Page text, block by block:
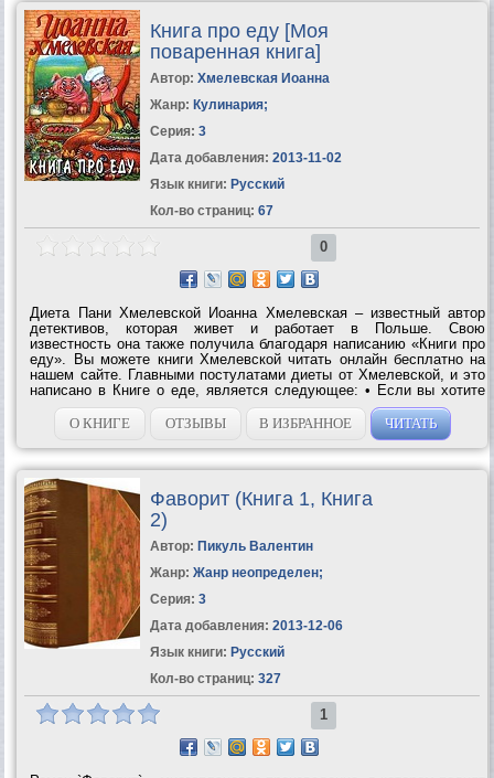
Книга про еду [Моя
поваренная книга]
Автор: Хмелевская Иоанна
Жанр: Кулинария;
Серия: 3
Дата добавления: 2013-11-02
Язык книги: Русский
Кол-во страниц: 67
0
Диета Пани Хмелевской Иоанна Хмелевская – известный автор
детективов, которая живет и работает в Польше. Свою
известность она также получила благодаря написанию «Книги про
еду». Вы можете книги Хмелевской читать онлайн бесплатно на
нашем сайте. Главными постулатами диеты от Хмелевской, и это
написано в Книге о еде, является следующее: • Если вы хотите
похудеть, перейдите на те продукты, которые не любите. • Никогда
и ни по каким...
О КНИГЕ ОТЗЫВЫ В ИЗБРАННОЕ ЧИТАТЬ
Фаворит (Книга 1, Книга
2)
Автор: Пикуль Валентин
Жанр: Жанр неопределен;
Серия: 3
Дата добавления: 2013-12-06
Язык книги: Русский
Кол-во страниц: 327
1